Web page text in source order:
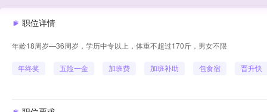
职位详情
年龄18周岁—36周岁，学历中专以上，体重不超过170斤，男女不限
年终奖 五险一金 加班费 加班补助 包食宿 晋升快